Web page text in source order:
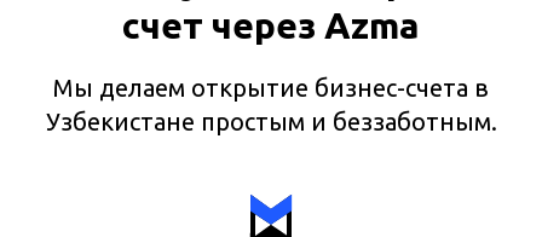
счет через Azma
Мы делаем открытие бизнес-счета в
Узбекистане простым и беззаботным.